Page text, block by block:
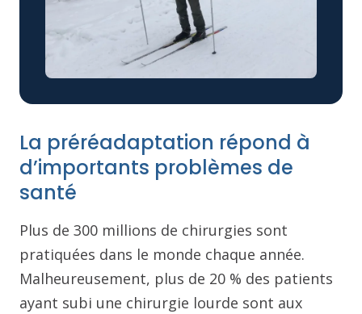
La préréadaptation répond à
d’importants problèmes de
santé
Plus de 300 millions de chirurgies sont
pratiquées dans le monde chaque année.
Malheureusement, plus de 20 % des patients
ayant subi une chirurgie lourde sont aux